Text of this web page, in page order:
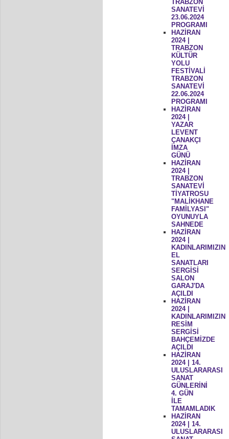
TRABZON
SANATEVİ
23.06.2024
PROGRAMI
HAZİRAN
2024 |
TRABZON
KÜLTÜR
YOLU
FESTİVALİ
TRABZON
SANATEVİ
22.06.2024
PROGRAMI
HAZİRAN
2024 |
YAZAR
LEVENT
ÇANAKÇI
İMZA
GÜNÜ
HAZİRAN
2024 |
TRABZON
SANATEVİ
TİYATROSU
"MALİKHANE
FAMİLYASI"
OYUNUYLA
SAHNEDE
HAZİRAN
2024 |
KADINLARIMIZIN
EL
SANATLARI
SERGİSİ
SALON
GARAJ'DA
AÇILDI
HAZİRAN
2024 |
KADINLARIMIZIN
RESİM
SERGİSİ
BAHÇEMİZDE
AÇILDI
HAZİRAN
2024 | 14.
ULUSLARARASI
SANAT
GÜNLERİNİ
4. GÜN
İLE
TAMAMLADIK
HAZİRAN
2024 | 14.
ULUSLARARASI